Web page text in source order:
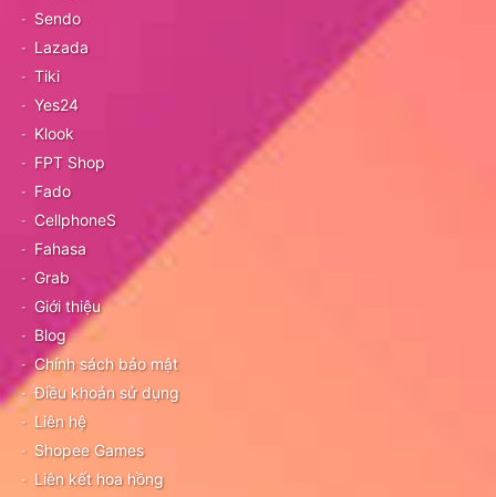
Sendo
Lazada
Tiki
Yes24
Klook
FPT Shop
Fado
CellphoneS
Fahasa
Grab
Giới thiệu
Blog
Chính sách bảo mật
Điều khoản sử dụng
Liên hệ
Shopee Games
Liên kết hoa hồng